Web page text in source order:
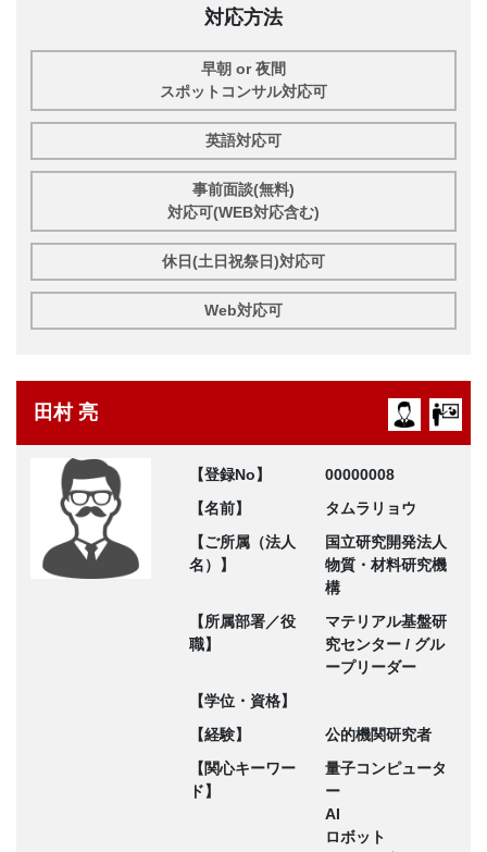
対応方法
早朝 or 夜間
スポットコンサル対応可
英語対応可
事前面談(無料)
対応可(WEB対応含む)
休日(土日祝祭日)対応可
Web対応可
田村 亮
【登録No】
00000008
【名前】
タムラリョウ
【ご所属（法人
名）】
国立研究開発法人
物質・材料研究機
構
【所属部署／役
職】
マテリアル基盤研
究センター / グル
ープリーダー
【学位・資格】
【経験】
公的機関研究者
【関心キーワー
ド】
量子コンピュータ
ー
AI
ロボット